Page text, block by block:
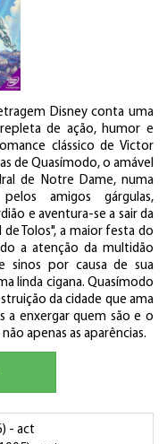
Disney conta uma
de ação, humor e
clássico de Victor
de Quasímodo, o amável
de Notre Dame, numa
amigos gárgulas,
e aventura-se a sair da
Tolos", a maior festa do
a atenção da multidão
sinos por causa de sua
linda cigana. Quasímodo
da cidade que ama
a enxergar quem são e o
apenas as aparências.
- act